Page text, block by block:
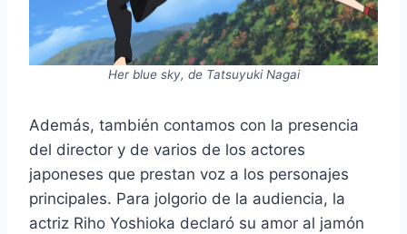
Her blue sky, de Tatsuyuki Nagai
Además, también contamos con la presencia
del director y de varios de los actores
japoneses que prestan voz a los personajes
principales. Para jolgorio de la audiencia, la
actriz Riho Yoshioka declaró su amor al jamón